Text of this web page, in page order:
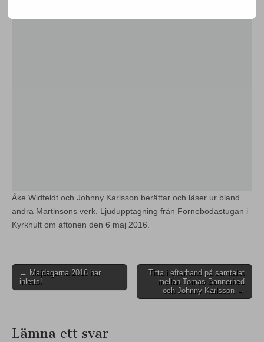
Åke Widfeldt och Johnny Karlsson berättar och läser ur bland
andra Martinsons verk. Ljudupptagning från Fornebodastugan i
Kyrkhult om aftonen den 6 maj 2016.
Post
navigation
← Majdagarna 2016 har
inletts!
Titta i efterhand på samtalet
mellan Tomas Bannerhed
och Johnny Karlsson →
Lämna ett svar